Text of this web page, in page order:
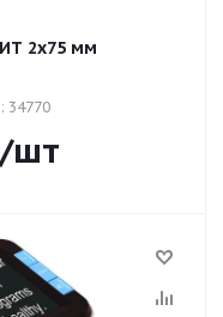
2х75 мм
34770
/шт